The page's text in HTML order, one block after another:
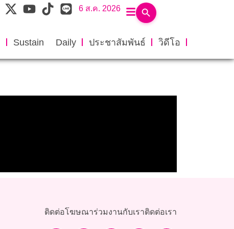
6 ส.ค. 2026
Sustain Daily ประชาสัมพันธ์
วิดีโอ
ติดต่อโฆษณาร่วมงานกับเราติดต่อเรา